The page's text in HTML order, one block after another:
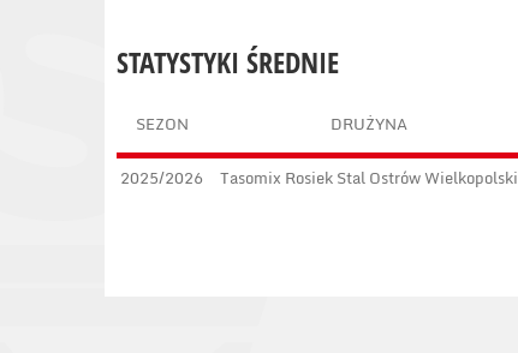
STATYSTYKI ŚREDNIE
SEZON DRUŻYNA
2025/2026 Tasomix Rosiek Stal Ostrów Wielkopolski